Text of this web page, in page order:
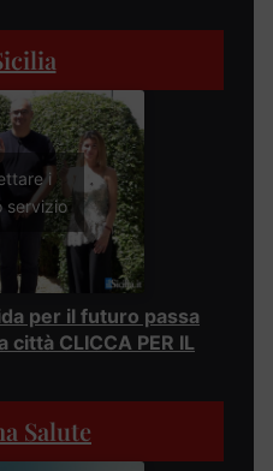
i
servizio
per il futuro passa
CLICCA PER IL
Salute